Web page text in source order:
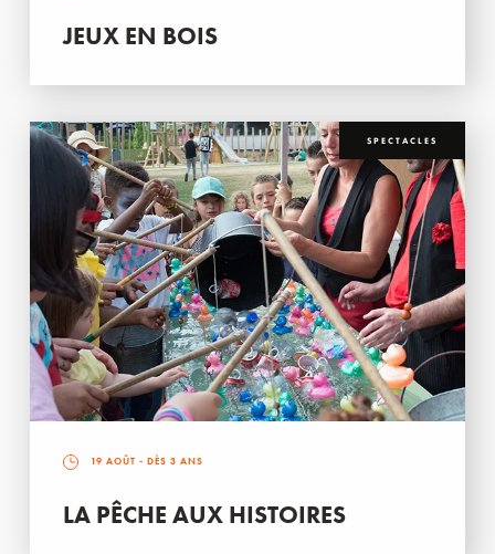
JEUX EN BOIS
SPECTACLES
19 AOÛT - DÈS 3 ANS
LA PÊCHE AUX HISTOIRES